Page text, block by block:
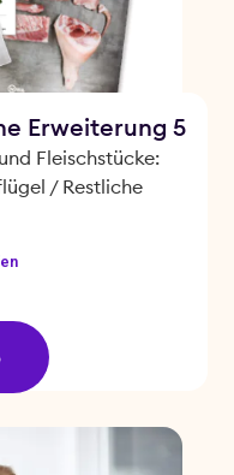
Erweiterung 5
Fleischstücke:
/ Restliche